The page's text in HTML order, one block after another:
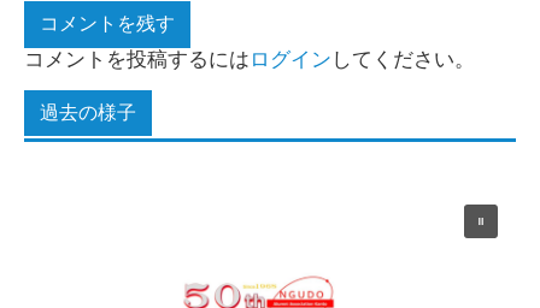
コメントを残す
コメントを投稿するには ログイン してください。
過去の様子